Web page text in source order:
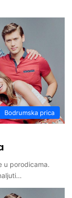
Bodrumska prica
u porodicama.